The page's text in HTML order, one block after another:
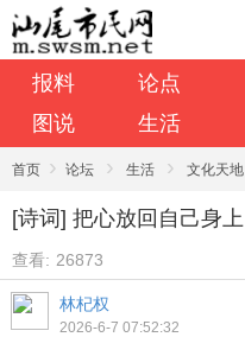
报料 论点
图说
生活
首页 › 论坛 › 生活 › 文化天地
[诗词] 把心放回自己身上
查看: 26873
林杞权
2026-6-7 07:52:32